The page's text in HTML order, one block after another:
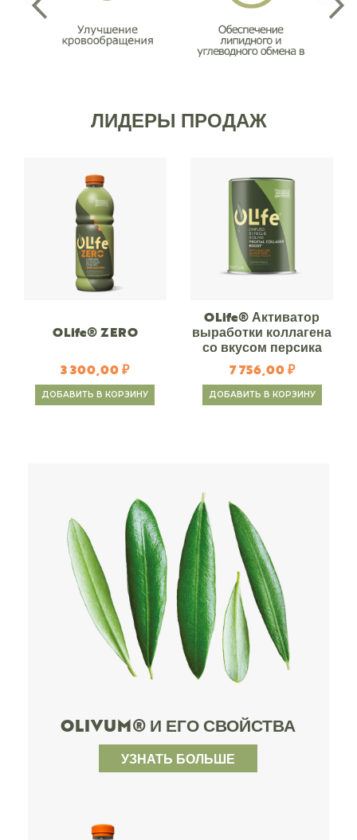
ЛИДЕРЫ ПРОДАЖ
OLife® ZERO
3 300,00 ₽
ДОБАВИТЬ В КОРЗИНУ
OLife® Активатор
выработки коллагена
со вкусом персика
7 756,00 ₽
ДОБАВИТЬ В КОРЗИНУ
OLIVUM® И ЕГО СВОЙСТВА
УЗНАТЬ БОЛЬШЕ